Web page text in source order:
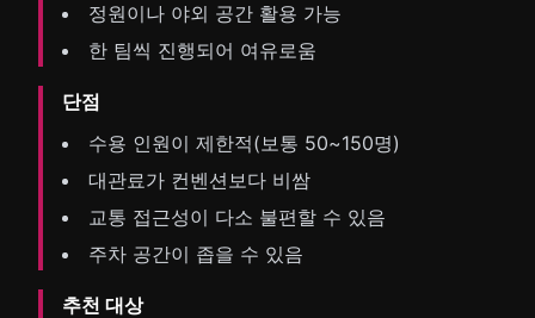
정원이나 야외 공간 활용 가능
한 팀씩 진행되어 여유로움
단점
수용 인원이 제한적(보통 50~150명)
대관료가 컨벤션보다 비쌈
교통 접근성이 다소 불편할 수 있음
주차 공간이 좁을 수 있음
추천 대상